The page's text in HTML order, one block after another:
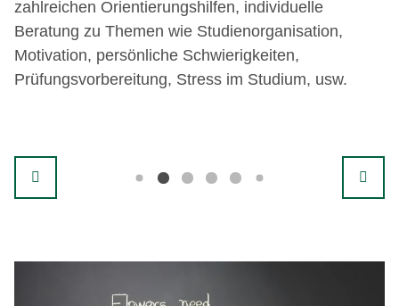
zahlreichen Orientierungshilfen, individuelle
Beratung zu Themen wie Studienorganisation,
Motivation, persönliche Schwierigkeiten,
Prüfungsvorbereitung, Stress im Studium, usw.